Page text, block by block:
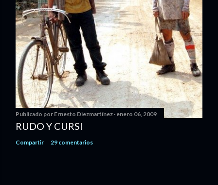
Publicado por Ernesto Diezmartínez enero 06, 2009
RUDO Y CURSI
Compartir 29 comentarios